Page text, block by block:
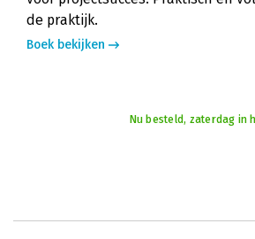
de praktijk.
Boek bekijken
Nu besteld, zaterdag in